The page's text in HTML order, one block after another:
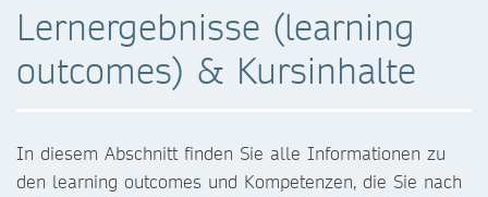
Lernergebnisse (learning
outcomes) & Kursinhalte
In diesem Abschnitt finden Sie alle Informationen zu
den learning outcomes und Kompetenzen, die Sie nach